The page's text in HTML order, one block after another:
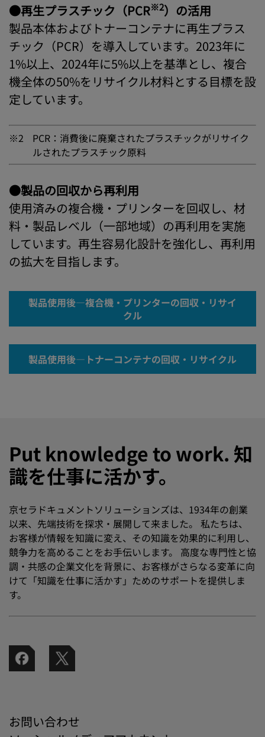
●再生プラスチック（PCR※2）の活用
製品本体およびトナーコンテナに再生プラス
チック（PCR）を導入しています。2023年に
1%以上、2024年に5%以上を基準とし、複合
機全体の50%をリサイクル材料とする目標を設
定しています。
※2
PCR：消費後に廃棄されたプラスチックがリサイク
ルされたプラスチック原料
●製品の回収から再利用
使用済みの複合機・プリンターを回収し、材
料・製品レベル（一部地域）の再利用を実施
しています。再生容易化設計を強化し、再利用
の拡大を目指します。
製品使用後―複合機・プリンターの回収・リサイ
クル
製品使用後―トナーコンテナの回収・リサイクル
Put knowledge to work. 知
識を仕事に活かす。
京セラドキュメントソリューションズは、1934年の創業
以来、先端技術を探求・展開して来ました。 私たちは、
お客様が情報を知識に変え、その知識を効果的に利用し、
競争力を高めることをお手伝いします。 高度な専門性と協
調・共感の企業文化を背景に、お客様がさらなる変革に向
けて「知識を仕事に活かす」ためのサポートを提供しま
す。
お問い合わせ